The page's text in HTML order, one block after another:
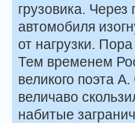
грузовика. Через
автомобиля
от нагрузки.
Тем временем
великого поэта
величаво
набитые